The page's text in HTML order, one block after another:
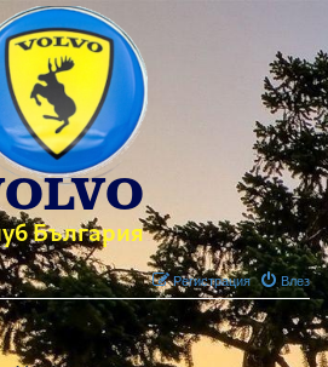
Влез
Регистрация